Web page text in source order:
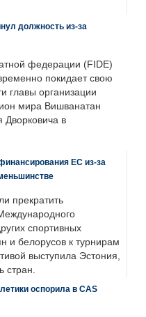
должность из-за
федерации (FIDE)
покидает свою
главы организации
мира Вишванатан
Дворковича в
ЕС из-за
прекратить
спортивных
и белорусов к турнирам
выступила Эстония,
стран.
оспорила в CAS